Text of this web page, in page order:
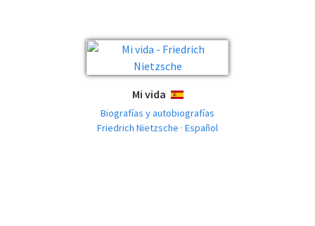
Mi vida ESPAÑOL
Biografías y autobiografías
Friedrich Nietzsche · Español